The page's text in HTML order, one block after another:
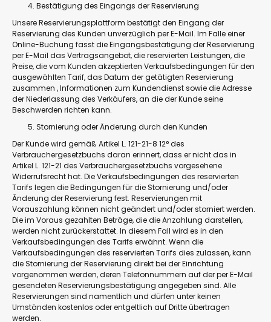
Bestätigung des Eingangs der Reservierung
Unsere Reservierungsplattform bestätigt den Eingang der
Reservierung des Kunden unverzüglich per E-Mail. Im Falle einer
Online-Buchung fasst die Eingangsbestätigung der Reservierung
per E-Mail das Vertragsangebot, die reservierten Leistungen, die
Preise, die vom Kunden akzeptierten Verkaufsbedingungen für den
ausgewählten Tarif, das Datum der getätigten Reservierung
zusammen , Informationen zum Kundendienst sowie die Adresse
der Niederlassung des Verkäufers, an die der Kunde seine
Beschwerden richten kann.
Stornierung oder Änderung durch den Kunden
Der Kunde wird gemäß Artikel L. 121-21-8 12° des
Verbrauchergesetzbuchs daran erinnert, dass er nicht das in
Artikel L. 121-21 des Verbrauchergesetzbuchs vorgesehene
Widerrufsrecht hat. Die Verkaufsbedingungen des reservierten
Tarifs legen die Bedingungen für die Stornierung und/oder
Änderung der Reservierung fest. Reservierungen mit
Vorauszahlung können nicht geändert und/oder storniert werden.
Die im Voraus gezahlten Beträge, die die Anzahlung darstellen,
werden nicht zurückerstattet. In diesem Fall wird es in den
Verkaufsbedingungen des Tarifs erwähnt. Wenn die
Verkaufsbedingungen des reservierten Tarifs dies zulassen, kann
die Stornierung der Reservierung direkt bei der Einrichtung
vorgenommen werden, deren Telefonnummern auf der per E-Mail
gesendeten Reservierungsbestätigung angegeben sind. Alle
Reservierungen sind namentlich und dürfen unter keinen
Umständen kostenlos oder entgeltlich auf Dritte übertragen
werden.